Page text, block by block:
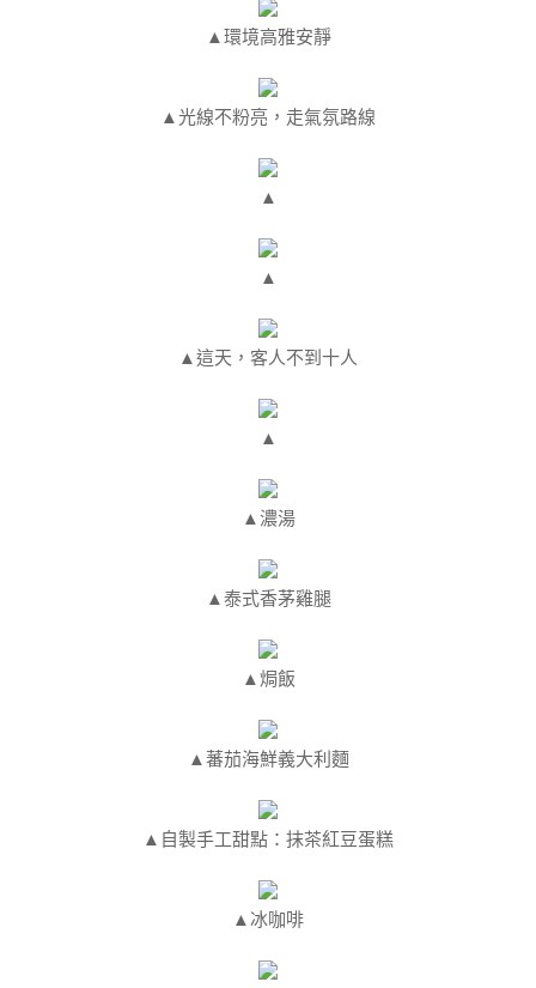
▲環境高雅安靜
▲光線不粉亮，走氣氛路線
▲
▲
▲這天，客人不到十人
▲
▲濃湯
▲泰式香茅雞腿
▲焗飯
▲蕃茄海鮮義大利麵
▲自製手工甜點：抹茶紅豆蛋糕
▲冰咖啡